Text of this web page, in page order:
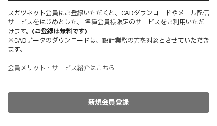
スガツネット会員にご登録いただくと、CADダウンロードやメール配信
サービスをはじめとした、 各種会員様限定のサービスをご利用いただ
けます。 (ご登録は無料です)
※CADデータのダウンロードは、設計業務の方を対象とさせていただき
ます。
会員メリット・サービス紹介はこちら